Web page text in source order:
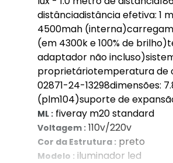
distânciadistância efetiva: 1
4500mah
(em 4300k e 100% de
adaptador não
proprietáriotemperatura de
02871-24-13298dimensões:
(plm104)suporte de
ML : fiveray m20 standard
Voltagem : 110v/220v
Cor da Estrutura : preto
Modelo : iluminador led